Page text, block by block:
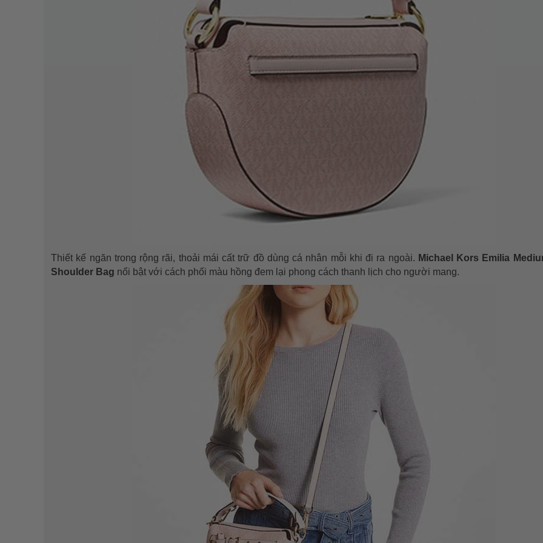
Thiết kế ngăn trong rộng rãi, thoải mái cất trữ đồ dùng cá nhân mỗi khi đi ra ngoài. Michael Kors Emilia
Shoulder Bag nổi bật với cách phối màu hồng đem lại phong cách thanh lịch cho người mang.